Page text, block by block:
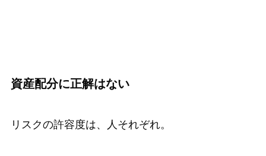
資産配分に正解はない
リスクの許容度は、人それぞれ。